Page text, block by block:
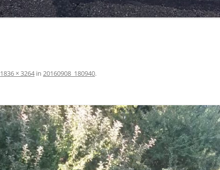
1836 × 3264in 20160908_180940.